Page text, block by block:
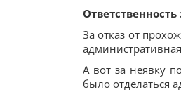
За отказ от
А вот за неявку
было отделаться